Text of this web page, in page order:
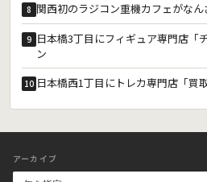
8 関西初のラジコン重機カフェがな
9 日本橋3丁目にフィギュア専門店「
ン
10 日本橋西1丁目にトレカ専門店「買
アーカイブ